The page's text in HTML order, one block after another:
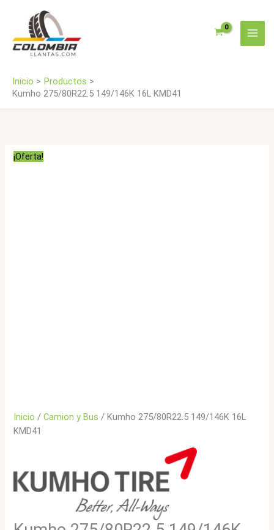
contenido
Inicio
Productos
Kumho 275/80R22.5 149/146K 16L KMD41
¡Oferta!
Inicio /Camion y Bus / Kumho 275/80R22.5 149/146K 16L
KMD41
cantidad